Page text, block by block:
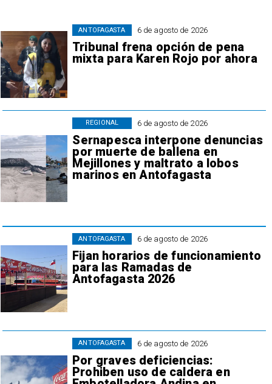
6 de agosto de 2026
Tribunal frena opción de pena
mixta para Karen Rojo por ahora
ANTOFAGASTA
6 de agosto de 2026
Sernapesca interpone denuncias
por muerte de ballena en
Mejillones y maltrato a lobos
marinos en Antofagasta
REGIONAL
6 de agosto de 2026
Fijan horarios de funcionamiento
para las Ramadas de
Antofagasta 2026
ANTOFAGASTA
6 de agosto de 2026
Por graves deficiencias:
Prohiben uso de caldera en
ANTOFAGASTA